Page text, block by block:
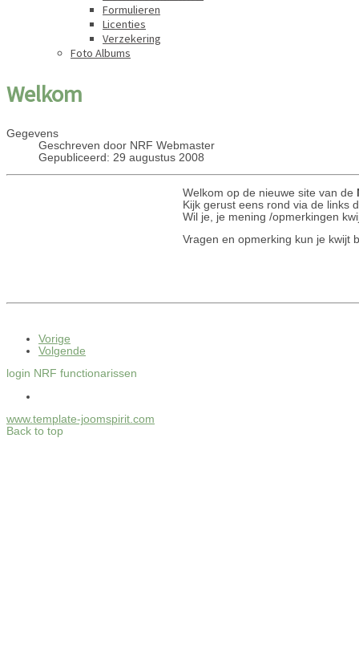
Formulieren
Licenties
Verzekering
Foto Albums
Welkom
Gegevens
Geschreven door NRF Webmaster
Gepubliceerd: 29 augustus 2008
Welkom op de nieuwe site van de
Kijk gerust eens rond via de links
Wil je, je mening /opmerkingen
Vragen en opmerking kun je kwijt
Vorige
Volgende
login NRF functionarissen
www.template-joomspirit.com
Back to top